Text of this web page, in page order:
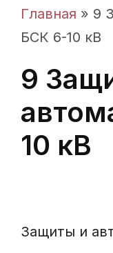
Главная » 9
БСК 6-10 кВ
9
10 кВ
Защиты и